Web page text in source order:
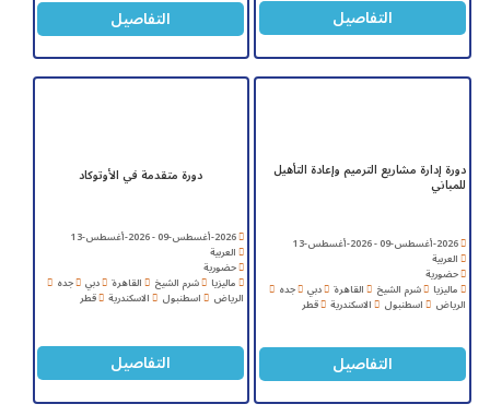
التفاصيل التفاصيل
دورة إدارة مشاريع الترميم وإعادة التأهيل
للمباني
2026-أغسطس-09 - 2026-أغسطس-13
العربية
حضورية
ماليزيا شرم الشيخ القاهرة دبي جده
الرياض اسطنبول الاسكندرية قطر
التفاصيل
دورة متقدمة في الأوتوكاد
2026-أغسطس-09 - 2026-أغسطس-13
العربية
حضورية
ماليزيا شرم الشيخ القاهرة دبي جده
الرياض اسطنبول الاسكندرية قطر
التفاصيل